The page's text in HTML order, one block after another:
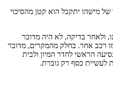
מישהו יתקבל הוא קטן מהסיכוי
ולאחר בדיקה, לא היה מדובר
רכב אחר. בחלק מהמקרים, מדובר
הראשי לחדר המיון ולבית
לעשיית כסף רק גוברת.